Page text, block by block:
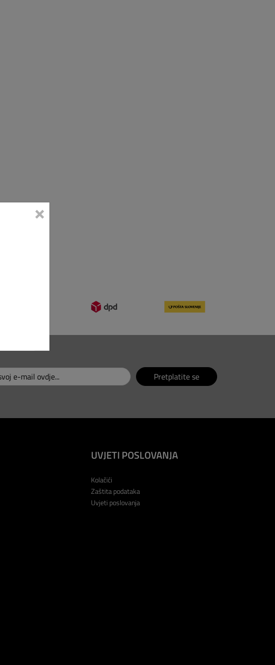
Pretplatite se
UVJETI POSLOVANJA
Kolačići
Zaštita podataka
Uvjeti poslovanja
×